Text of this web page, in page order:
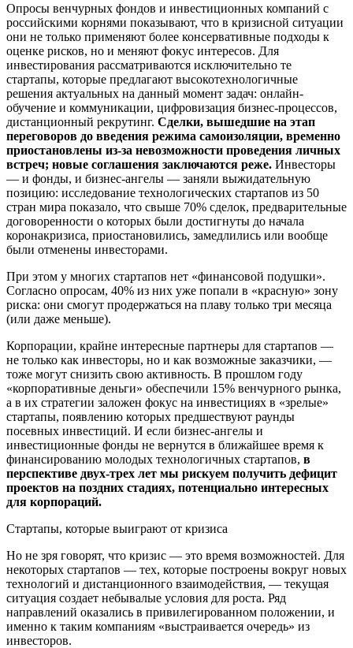
Опросы венчурных фондов и инвестиционных компаний с
российскими корнями показывают, что в кризисной ситуации
они не только применяют более консервативные подходы к
оценке рисков, но и меняют фокус интересов. Для
инвестирования рассматриваются исключительно те
стартапы, которые предлагают высокотехнологичные
решения актуальных на данный момент задач: онлайн-
обучение и коммуникации, цифровизация бизнес-процессов,
дистанционный рекрутинг. Сделки, вышедшие на этап
переговоров до введения режима самоизоляции, временно
приостановлены из-за невозможности проведения личных
встреч; новые соглашения заключаются реже. Инвесторы
— и фонды, и бизнес-ангелы — заняли выжидательную
позицию: исследование технологических стартапов из 50
стран мира показало, что свыше 70% сделок, предварительные
договоренности о которых были достигнуты до начала
коронакризиса, приостановились, замедлились или вообще
были отменены инвесторами.
При этом у многих стартапов нет «финансовой подушки».
Согласно опросам, 40% из них уже попали в «красную» зону
риска: они смогут продержаться на плаву только три месяца
(или даже меньше).
Корпорации, крайне интересные партнеры для стартапов —
не только как инвесторы, но и как возможные заказчики, —
тоже могут снизить свою активность. В прошлом году
«корпоративные деньги» обеспечили 15% венчурного рынка,
а в их стратегии заложен фокус на инвестициях в «зрелые»
стартапы, появлению которых предшествуют раунды
посевных инвестиций. И если бизнес-ангелы и
инвестиционные фонды не вернутся в ближайшее время к
финансированию молодых технологичных стартапов, в
перспективе двух-трех лет мы рискуем получить дефицит
проектов на поздних стадиях, потенциально интересных
для корпораций.
Стартапы, которые выиграют от кризиса
Но не зря говорят, что кризис — это время возможностей. Для
некоторых стартапов — тех, которые построены вокруг новых
технологий и дистанционного взаимодействия, — текущая
ситуация создает небывалые условия для роста. Ряд
направлений оказались в привилегированном положении, и
именно к таким компаниям «выстраивается очередь» из
инвесторов.